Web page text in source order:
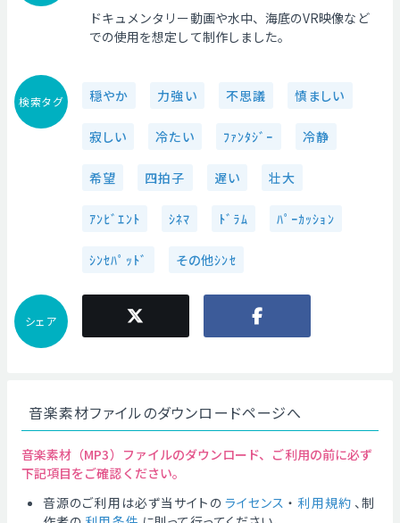
ドキュメンタリー動画や水中、海底のVR映像など
での使用を想定して制作しました。
検索タグ 穏やか 力強い 不思議 慎ましい
寂しい 冷たい ﾌｧﾝﾀｼﾞｰ 冷静
希望 四拍子 遅い 壮大
ｱﾝﾋﾞｴﾝﾄ ｼﾈﾏ ﾄﾞﾗﾑ ﾊﾟｰｶｯｼｮﾝ
ｼﾝｾﾊﾟｯﾄﾞ その他ｼﾝｾ
シェア
音楽素材ファイルのダウンロードページへ
音楽素材（MP3）ファイルのダウンロード、ご利用の前に必ず
下記項目をご確認ください。
音源のご利用は必ず当サイトの ライセンス ・ 利用規約 、制